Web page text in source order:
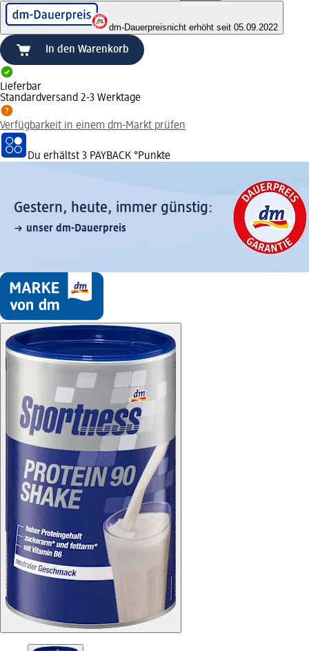
dm-Dauerpreisnicht erhöht seit 05.09.2022
In den Warenkorb
Lieferbar
Standardversand 2-3 Werktage
Verfügbarkeit in einem dm-Markt prüfen
Du erhältst 3 PAYBACK °Punkte
Gestern, heute, immer günstig:
unser dm-Dauerpreis